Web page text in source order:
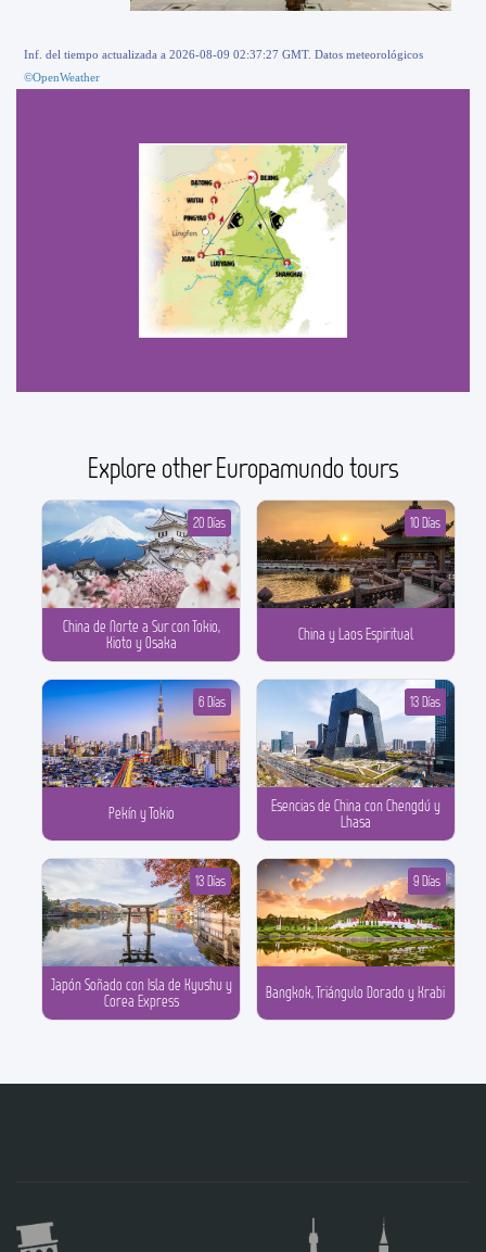
Inf. del tiempo actualizada a 2026-08-09 02:37:27 GMT. Datos meteorológicos
©OpenWeather
Explore other Europamundo tours
China de Norte a Sur con Tokio,
Kioto y Osaka
20 Días
China y Laos Espiritual
10 Días
Pekín y Tokio
6 Días
Esencias de China con Chengdú y
Lhasa
13 Días
Japón Soñado con Isla de Kyushu y
Corea Express
13 Días
Bangkok, Triángulo Dorado y Krabi
9 Días